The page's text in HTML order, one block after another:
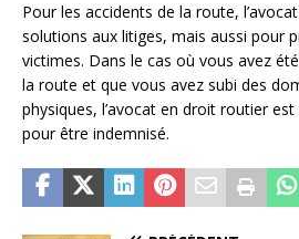
Pour les accidents de la route,
solutions aux litiges, mais aussi pour
victimes. Dans le cas où vous avez
la route et que vous avez subi des
physiques, l’avocat en droit routier
pour être indemnisé.